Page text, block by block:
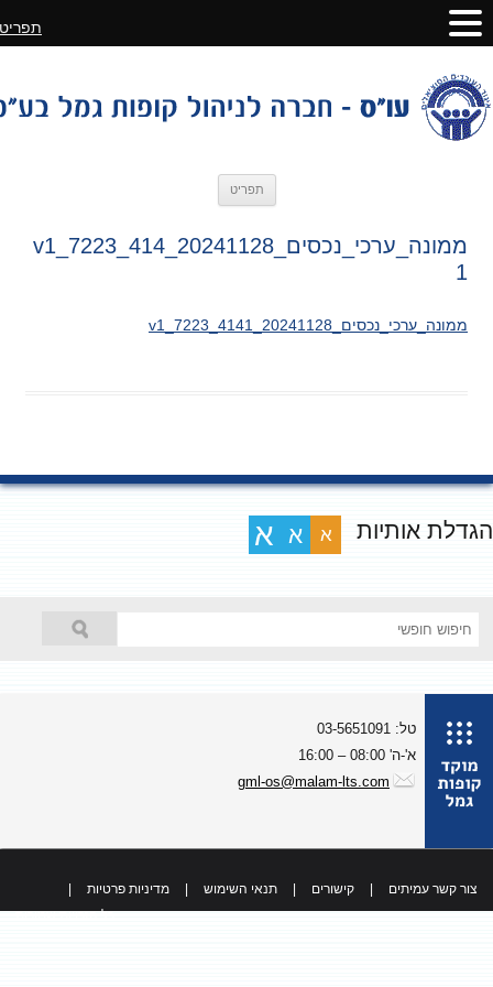
תפריט
ממונה_ערכי_נכסים_20241128_v1_7223_414
1
ממונה_ערכי_נכסים_20241128_v1_7223_4141
אותיות א א א
טל: 03-5651091
א'-ה' 08:00 – 16:00
gml-os@malam-lts.com
צור קשר עמיתים קישורים תנאי השימוש מדיניות פרטיות
כל הזכויות שמורות
תפריט